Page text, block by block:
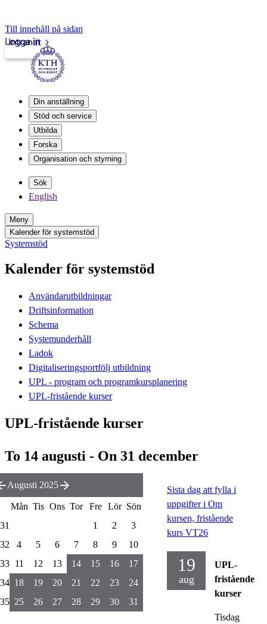
Till innehåll på sidan
Intranät
Logga in
Din anställning
Stöd och service
Utbilda
Forska
Organisation och styrning
Sök
English
Meny
Kalender för systemstöd
Systemstöd
Kalender för systemstöd
Användarutbildningar
Driftsinformation
Schema
Systemunderhåll
Ladok
Digitaliseringsportfölj utbildning
UPL - program och programkursplanering
UPL-fristående kurser
UPL-fristående kurser
To 14 augusti - On 31 december
Sista dag att fylla i
uppgifter i Om
kursen, fristående
kurs VT26
19
aug
UPL-
fristående
kurser
Tisdag
Augusti 2025
Mån Tis Ons Tor Fre Lör Sön
1 2
3
4 5 6 7 8 9
10
11 12 13 14 15 16
17
18 19 20 21 22 23
24
25 26 27 28 29 30 31